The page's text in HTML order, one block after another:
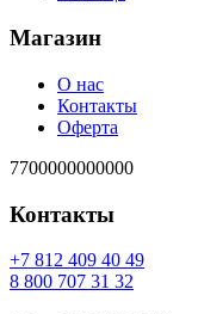
Магазин
О нас
Контакты
Оферта
7700000000000
Контакты
94 04 904 218 7+
23 13 707 008 8